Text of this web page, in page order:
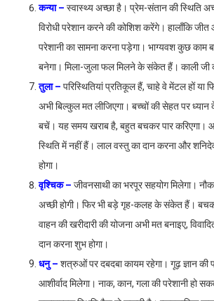
कन्या – स्वास्थ्य अच्छा है। प्रेम-संतान की स्थिति
विरोधी परेशान करने की कोशिश करेंगे। हालाँकि
परेशानी का सामना करना पड़ेगा। भाग्यवश कुछ काम
बनेगा। मिला-जुला फल मिलने के संकेत हैं। काली जी
तुला – परिस्थितियां प्रतिकूल हैं, चाहे वे मेंटल हों या
अभी बिल्कुल मत लीजिएगा। बच्चों की सेहत पर
बचें। यह समय खराब है, बहुत बचकर पार करिएगा।
स्थिति में नहीं हैं। लाल वस्तु का दान करना और
होगा।
वृश्चिक – जीवनसाथी का भरपूर सहयोग मिलेगा।
अच्छी होगी। फिर भी बड़े गृह-कलह के संकेत हैं।
वाहन की खरीदारी की योजना अभी मत बनाइए,
दान करना शुभ होगा।
धनु – शत्रुओं पर दबदबा कायम रहेगा। गूढ़ ज्ञान की
आशीर्वाद मिलेगा। नाक, कान, गला की परेशानी हो